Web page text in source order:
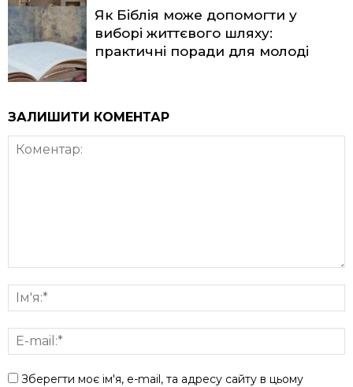
Як Біблія може допомогти у
виборі життєвого шляху:
практичні поради для молоді
ЗАЛИШИТИ КОМЕНТАР
Зберегти моє ім'я, e-mail, та адресу сайту в цьому